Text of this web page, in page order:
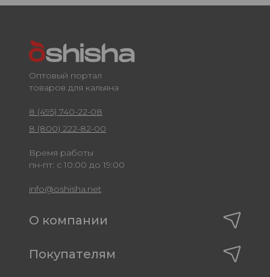
Оптовый портал
товаров для кальяна
8 (495) 740-22-08
8 (800) 222-82-00
Время работы
пн-пт: с 10:00 до 19:00
info@oshisha.net
О компании
Покупателям